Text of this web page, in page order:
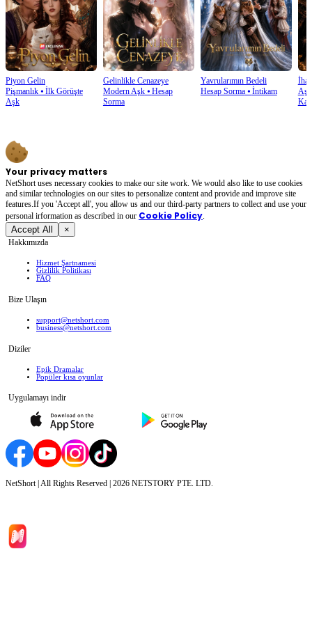
Piyon Gelin
Pişmanlık ⦁ İlk Görüşte
Aşk
Gelinlikle Cenazeye
Modern Aşk⦁ Hesap
Sorma
Yavrularımın Bedeli
Hesap Sorma⦁ İntikam
Your privacy matters
NetShort uses necessary cookies to make our site work. We would also like to use cookies
and similar technologies on our sites to personalize content and provide and improve site
features.If you 'Accept all', you allow us and our third-party partners to collect and use your
personal irformation as described in our Cookie Policy.
Accept All ×
Hakkımızda
Hizmet Şartnamesi
Gizlilik Politikası
FAQ
Bize Ulaşın
support@netshort.com
business@netshort.com
Diziler
Epik Dramalar
Popüler kısa oyunlar
Uygulamayı indir
NetShort | All Rights Reserved | 2026 NETSTORY PTE. LTD.